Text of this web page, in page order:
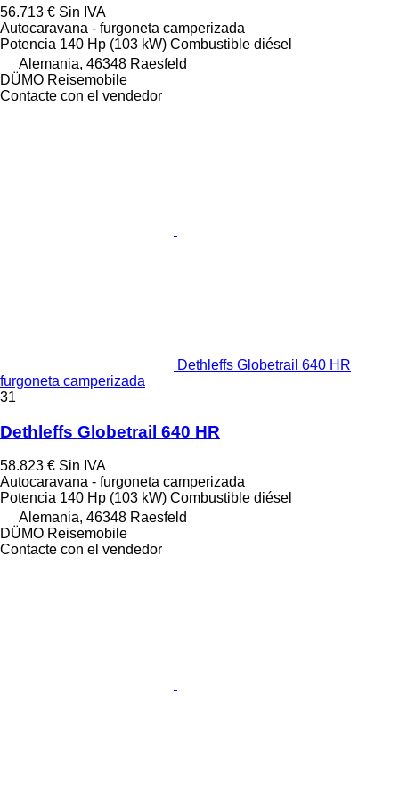
56.713 € Sin IVA
Autocaravana - furgoneta camperizada
Potencia 140 Hp (103 kW) Combustible diésel
Alemania, 46348 Raesfeld
DÜMO Reisemobile
Contacte con el vendedor
Dethleffs Globetrail 640 HR
furgoneta camperizada
31
Dethleffs Globetrail 640 HR
58.823 € Sin IVA
Autocaravana - furgoneta camperizada
Potencia 140 Hp (103 kW) Combustible diésel
Alemania, 46348 Raesfeld
DÜMO Reisemobile
Contacte con el vendedor